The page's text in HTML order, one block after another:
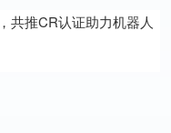
共推CR认证助力机器人